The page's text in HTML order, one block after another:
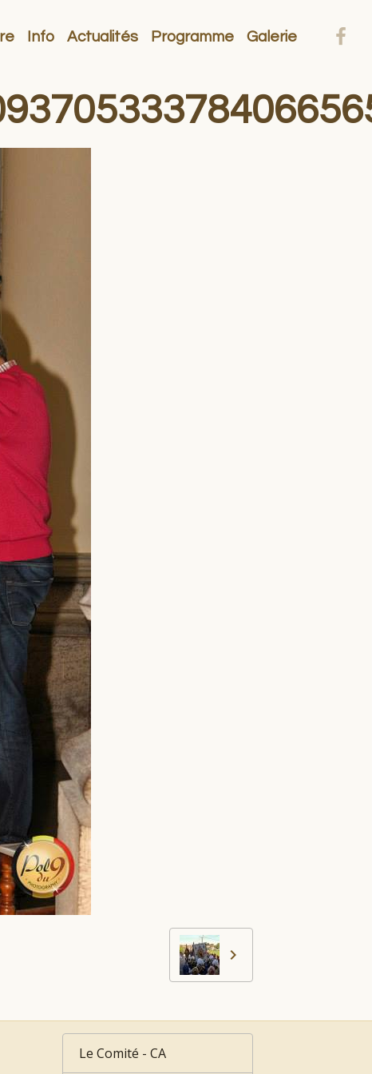
Info Actualités Programme Galerie
Le Comité - CA